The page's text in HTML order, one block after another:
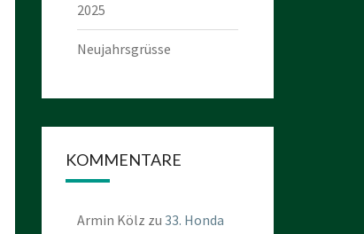
2025
Neujahrsgrüsse
KOMMENTARE
Armin Kölz zu 33. Honda